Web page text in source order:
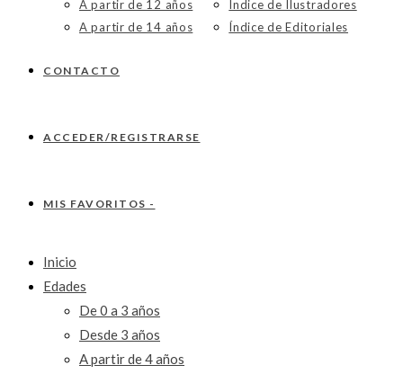
A partir de 12 años
A partir de 14 años
Índice de Ilustradores
Índice de Editoriales
CONTACTO
ACCEDER/REGISTRARSE
MIS FAVORITOS -
Inicio
Edades
De 0 a 3 años
Desde 3 años
A partir de 4 años